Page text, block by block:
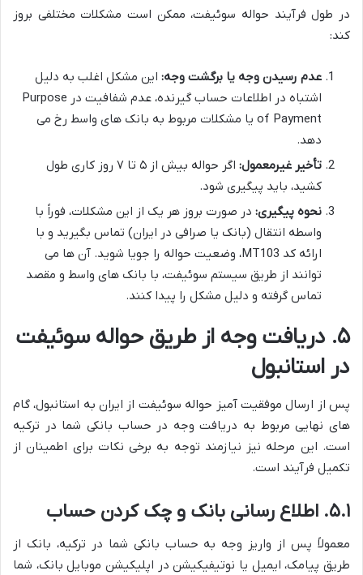
در طول فرآیند حواله سوئیفت، ممکن است مشکلات مختلفی بروز
کند:
عدم رسیدن وجه یا برگشت وجه: این مشکل اغلب به دلیل
اشتباه در اطلاعات حساب گیرنده، عدم شفافیت در Purpose
of Payment یا مشکلات مربوط به بانک های واسط رخ می
دهد.
تأخیر غیرمعمول:
اگر حواله بیش از ۵ تا ۷ روز کاری طول
کشید، باید پیگیری شود.
نحوه پیگیری: در صورت بروز هر یک از این مشکلات، فوراً با
واسطه انتقال (بانک یا صرافی در ایران) تماس بگیرید و با
ارائه کد MT103، وضعیت حواله را جویا شوید. آن ها می
توانند از طریق سیستم سوئیفت، با بانک های واسط و مقصد
تماس گرفته و دلیل مشکل را پیدا کنند.
۵. دریافت وجه از طریق حواله سوئیفت
در استانبول
پس از ارسال موفقیت آمیز حواله سوئیفت از ایران به استانبول، گام
های نهایی مربوط به دریافت وجه در حساب بانکی شما در ترکیه
است. این مرحله نیز نیازمند توجه به برخی نکات برای اطمینان از
تکمیل فرآیند است.
۵.۱. اطلاع رسانی بانک و چک کردن حساب
معمولاً پس از واریز وجه به حساب بانکی شما در ترکیه، بانک از
طریق پیامک، ایمیل یا نوتیفیکیشن در اپلیکیشن موبایل بانک، شما